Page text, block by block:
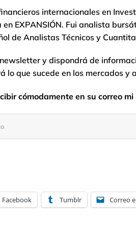
internacionales en
EXPANSIÓN. Fui analista
de Analistas Técnicos y
y dispondrá de
lo que sucede en los mercados y
cómodamente en su correo
Facebook Tumblr Correo